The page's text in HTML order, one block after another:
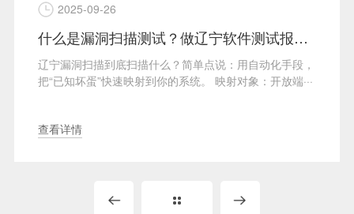
2025-09-26
什么是漏洞扫描测试？做辽宁软件测试报告时什么情况下需要做漏洞扫描？
辽宁漏洞扫描到底扫描什么？简单点说：用自动化手段，
把“已知坏蛋”快速映射到你的系统。 映射对象：开放端···
查看详情